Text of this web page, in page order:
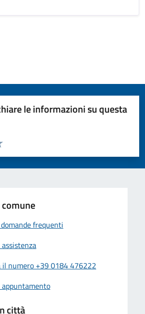
le informazioni su questa
pagina
5 stelle su 5
stelle su 5
su 5
su 5
frequenti
il numero +39 0184 476222
appuntamento
città